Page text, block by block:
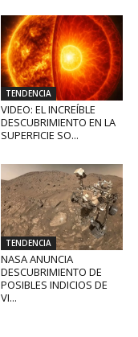
TENDENCIA
VIDEO: EL INCREÍBLE
DESCUBRIMIENTO EN LA
SUPERFICIE SO...
TENDENCIA
NASA ANUNCIA
DESCUBRIMIENTO DE
POSIBLES INDICIOS DE
VI...